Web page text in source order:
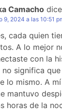
Camacho
9, 2024 a las 10:51
cada quien
A lo mejor
con la
no significa
lo mismo. A
mantuvo
horas de la